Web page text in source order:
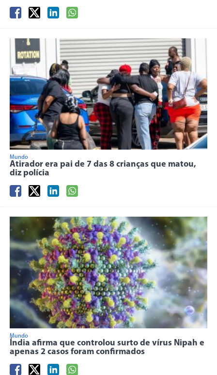
Mundo
Atirador era pai de 7 das 8 crianças que matou,
diz polícia
Mundo
Índia afirma que controlou surto de vírus Nipah e
apenas 2 casos foram confirmados